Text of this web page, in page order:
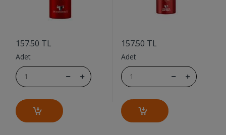
157.50 TL
Adet
157.50 TL
Adet